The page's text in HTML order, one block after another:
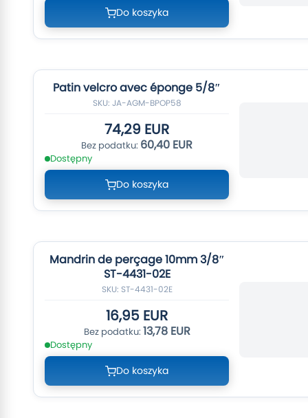
Do koszyka
Patin velcro avec éponge 5/8″
SKU: JA-AGM-BPOP58
74,29 EUR
60,40 EUR
Dostępny
Do koszyka
Mandrin de perçage 10mm 3/8″
ST-4431-02E
SKU: ST-4431-02E
16,95 EUR
13,78 EUR
Dostępny
Do koszyka